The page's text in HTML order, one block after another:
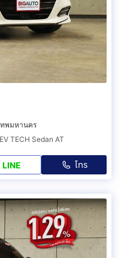
พมหานคร
TECH Sedan AT
LINE โทร